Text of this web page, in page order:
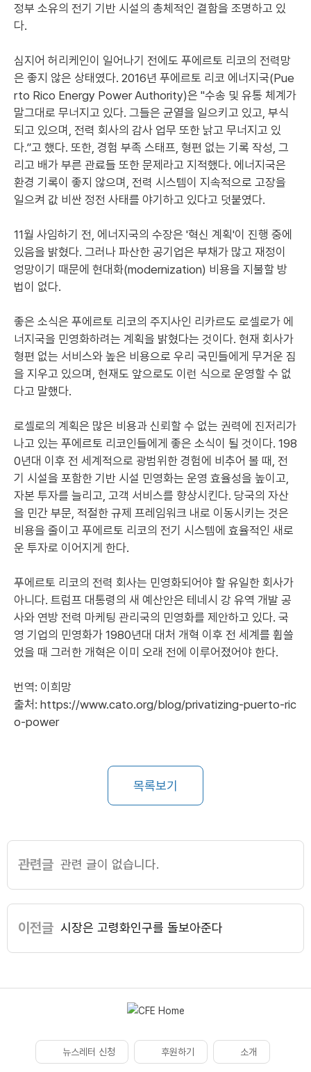
정부 소유의 전기 기반 시설의 총체적인 결함을 조명하고 있
다.
심지어 허리케인이 일어나기 전에도 푸에르토 리코의 전력망
은 좋지 않은 상태였다. 2016년 푸에르토 리코 에너지국(Pue
rto Rico Energy Power Authority)은 "수송 및 유통 체계가
말그대로 무너지고 있다. 그들은 균열을 일으키고 있고, 부식
되고 있으며, 전력 회사의 감사 업무 또한 낡고 무너지고 있
다.”고 했다. 또한, 경험 부족 스태프, 형편 없는 기록 작성, 그
리고 배가 부른 관료들 또한 문제라고 지적했다. 에너지국은
환경 기록이 좋지 않으며, 전력 시스템이 지속적으로 고장을
일으켜 값 비싼 정전 사태를 야기하고 있다고 덧붙였다.
11월 사임하기 전, 에너지국의 수장은 '혁신 계획'이 진행 중에
있음을 밝혔다. 그러나 파산한 공기업은 부채가 많고 재정이
엉망이기 때문에 현대화(modernization) 비용을 지불할 방
법이 없다.
좋은 소식은 푸에르토 리코의 주지사인 리카르도 로셀로가 에
너지국을 민영화하려는 계획을 밝혔다는 것이다. 현재 회사가
형편 없는 서비스와 높은 비용으로 우리 국민들에게 무거운 짐
을 지우고 있으며, 현재도 앞으로도 이런 식으로 운영할 수 없
다고 말했다.
로셀로의 계획은 많은 비용과 신뢰할 수 없는 권력에 진저리가
나고 있는 푸에르토 리코인들에게 좋은 소식이 될 것이다. 198
0년대 이후 전 세계적으로 광범위한 경험에 비추어 볼 때, 전
기 시설을 포함한 기반 시설 민영화는 운영 효율성을 높이고,
자본 투자를 늘리고, 고객 서비스를 향상시킨다. 당국의 자산
을 민간 부문, 적절한 규제 프레임워크 내로 이동시키는 것은
비용을 줄이고 푸에르토 리코의 전기 시스템에 효율적인 새로
운 투자로 이어지게 한다.
푸에르토 리코의 전력 회사는 민영화되어야 할 유일한 회사가
아니다. 트럼프 대통령의 새 예산안은 테네시 강 유역 개발 공
사와 연방 전력 마케팅 관리국의 민영화를 제안하고 있다. 국
영 기업의 민영화가 1980년대 대처 개혁 이후 전 세계를 휩쓸
었을 때 그러한 개혁은 이미 오래 전에 이루어졌어야 한다.
번역: 이희망
출처: https://www.cato.org/blog/privatizing-puerto-ric
o-power
목록보기
관련글 관련 글이 없습니다.
이전글 시장은 고령화인구를 돌보아준다
뉴스레터 신청 후원하기 소개